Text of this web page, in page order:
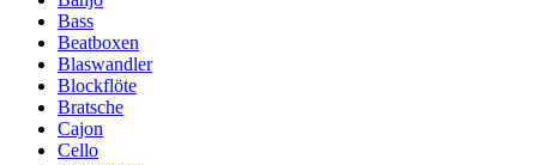
Bass
Beatboxen
Blaswandler
Blockflöte
Bratsche
Cajon
Cello